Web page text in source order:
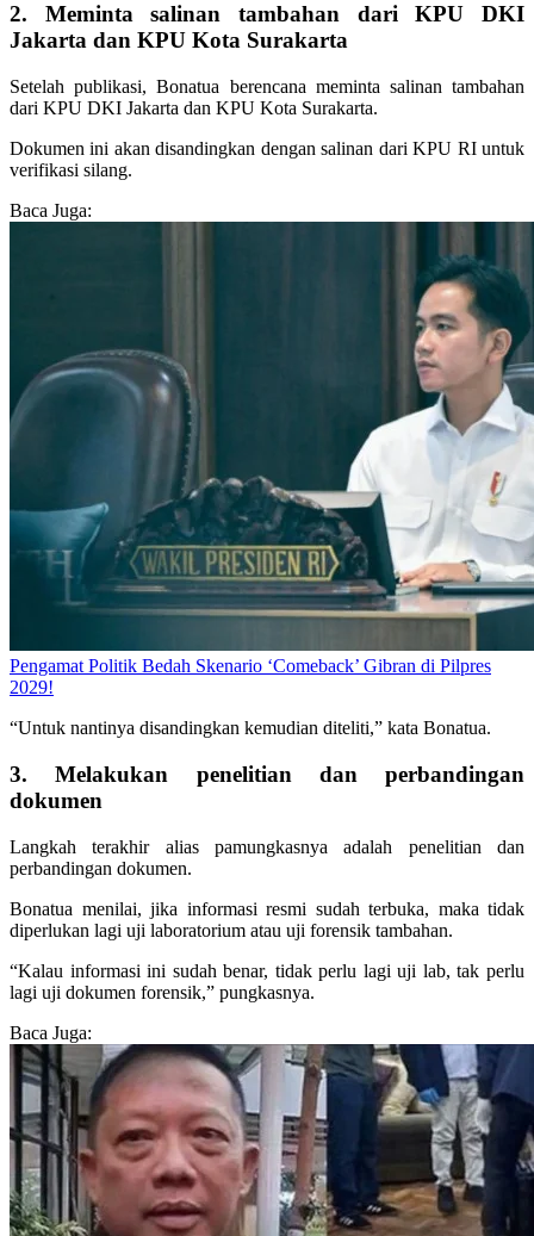
2. Meminta salinan tambahan dari KPU DKI
Jakarta dan KPU Kota Surakarta
Setelah publikasi, Bonatua berencana meminta salinan tambahan
dari KPU DKI Jakarta dan KPU Kota Surakarta.
Dokumen ini akan disandingkan dengan salinan dari KPU RI untuk
verifikasi silang.
Baca Juga:
Pengamat Politik Bedah Skenario ‘Comeback’ Gibran di Pilpres
2029!
“Untuk nantinya disandingkan kemudian diteliti,” kata Bonatua.
3. Melakukan penelitian dan perbandingan
dokumen
Langkah terakhir alias pamungkasnya adalah penelitian dan
perbandingan dokumen.
Bonatua menilai, jika informasi resmi sudah terbuka, maka tidak
diperlukan lagi uji laboratorium atau uji forensik tambahan.
“Kalau informasi ini sudah benar, tidak perlu lagi uji lab, tak perlu
lagi uji dokumen forensik,” pungkasnya.
Baca Juga: